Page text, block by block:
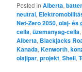
Posted in Alberta,
neutral,
Net-Zero 2050,olaj- és
cella,üzemanyag-cella
Alberta, Blackjacks
Kanada,Kenworth,
olajipar,projekt,Shell,